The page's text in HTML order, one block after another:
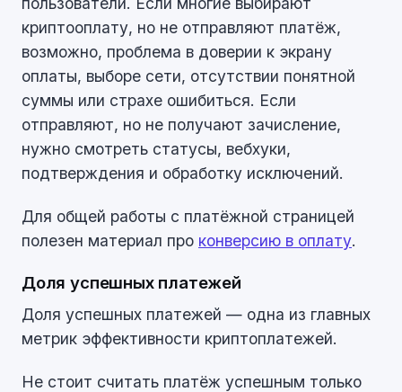
криптооплату, но не отправляют платёж,
возможно, проблема в доверии к экрану
оплаты, выборе сети, отсутствии понятной
суммы или страхе ошибиться. Если
отправляют, но не получают зачисление,
нужно смотреть статусы, вебхуки,
подтверждения и обработку исключений.
Для общей работы с платёжной страницей
полезен материал про конверсию в оплату.
Доля успешных платежей
Доля успешных платежей — одна из главных
метрик эффективности криптоплатежей.
Не стоит считать платёж успешным только